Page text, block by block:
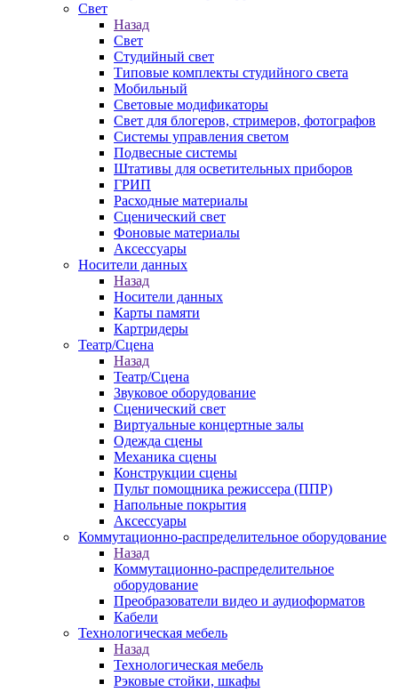
Свет
Назад
Свет
Студийный свет
Типовые комплекты студийного света
Мобильный
Световые модификаторы
Свет для блогеров, стримеров, фотографов
Системы управления светом
Подвесные системы
Штативы для осветительных приборов
ГРИП
Расходные материалы
Сценический свет
Фоновые материалы
Аксессуары
Носители данных
Назад
Носители данных
Карты памяти
Картридеры
Театр/Сцена
Назад
Театр/Сцена
Звуковое оборудование
Сценический свет
Виртуальные концертные залы
Одежда сцены
Механика сцены
Конструкции сцены
Пульт помощника режиссера (ППР)
Напольные покрытия
Аксессуары
Коммутационно-распределительное оборудование
Назад
Коммутационно-распределительное
оборудование
Преобразователи видео и аудиоформатов
Кабели
Технологическая мебель
Назад
Технологическая мебель
Рэковые стойки, шкафы